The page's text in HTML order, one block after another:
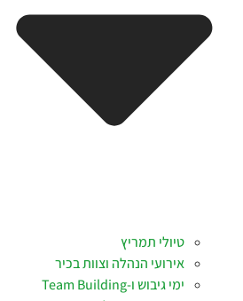
טיולי תמריץ
אירועי הנהלה וצוות בכיר
ימי גיבוש ו-Team Building